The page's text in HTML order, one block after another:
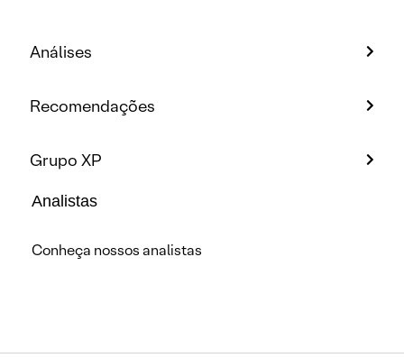
Análises
Recomendações
Grupo XP
Analistas
Conheça nossos analistas